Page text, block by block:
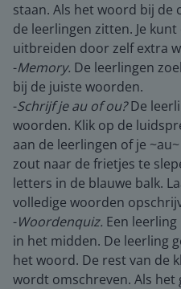
staan. Als het woord bij
de leerlingen zitten. Je
uitbreiden door zelf extra
-Memory. De leerlingen
bij de juiste woorden.
-Schrijf je au of ou?De
woorden. Klik op de
aan de leerlingen of je
zout naar de frietjes te
letters in de blauwe balk.
volledige woorden
-Woordenquiz. Een
in het midden. De leerling
het woord. De rest van de
wordt omschreven. Als het